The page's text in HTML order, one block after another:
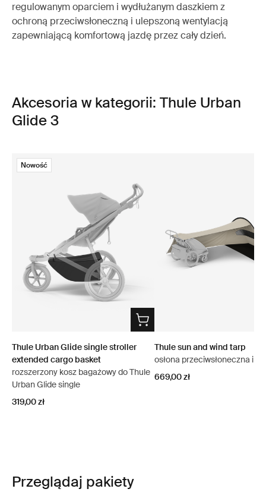
regulowanym oparciem i wydłużanym daszkiem z
ochroną przeciwsłoneczną i ulepszoną wentylacją
zapewniającą komfortową jazdę przez cały dzień.
Akcesoria w kategorii: Thule Urban
Glide 3
Nowość
Thule Urban Glide single stroller
extended cargo basket
rozszerzony kosz bagażowy do Thule
Urban Glide single
319,00 zł
Thule sun and wind tarp
osłona przeciwsłoneczna i
669,00 zł
Przeglądaj pakiety